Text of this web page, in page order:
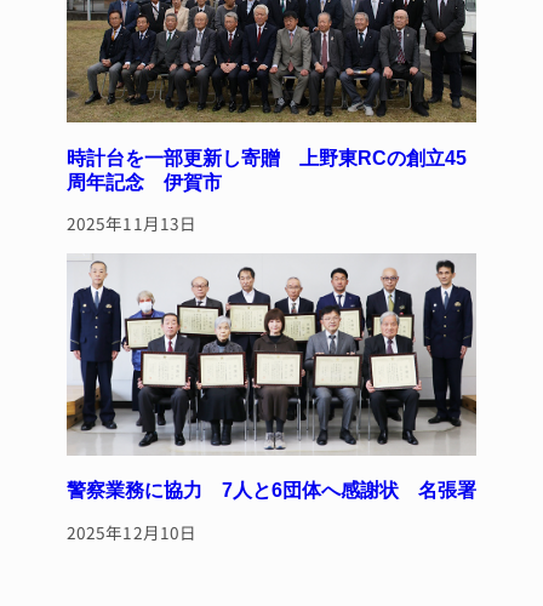
時計台を一部更新し寄贈 上野東RCの創立45
周年記念 伊賀市
2025年11月13日
警察業務に協力 7人と6団体へ感謝状 名張署
2025年12月10日